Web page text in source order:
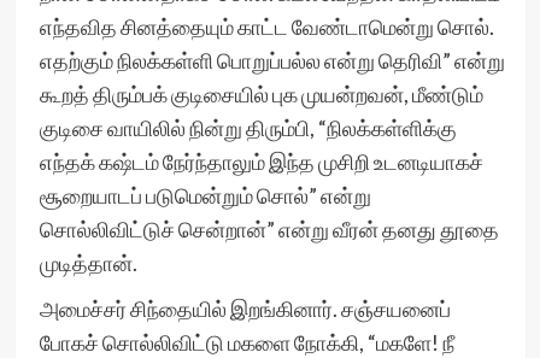
எந்தவித சினத்தையும் காட்ட வேண்டாமென்று சொல்.
எதற்கும் நிலக்கள்ளி பொறுப்பல்ல என்று தெரிவி” என்று
கூறத் திரும்பக் குடிசையில் புக முயன்றவன், மீண்டும்
குடிசை வாயிலில் நின்று திரும்பி, “நிலக்கள்ளிக்கு
எந்தக் கஷ்டம் நேர்ந்தாலும் இந்த முசிறி உடனடியாகச்
சூறையாடப் படுமென்றும் சொல்” என்று
சொல்லிவிட்டுச் சென்றான்” என்று வீரன் தனது தூதை
முடித்தான்.
அமைச்சர் சிந்தையில் இறங்கினார். சஞ்சயனைப்
போகச் சொல்லிவிட்டு மகளை நோக்கி, “மகளே! நீ